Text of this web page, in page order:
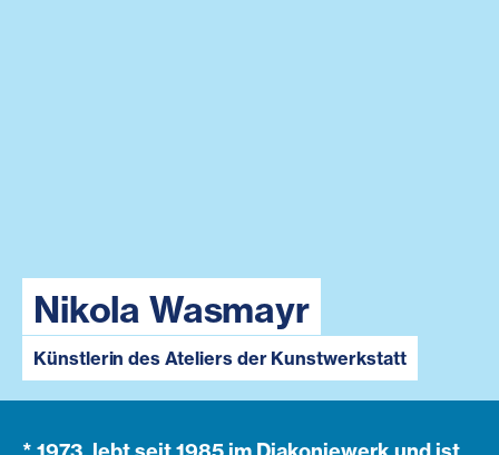
Nikola Wasmayr
Künstlerin des Ateliers der Kunstwerkstatt